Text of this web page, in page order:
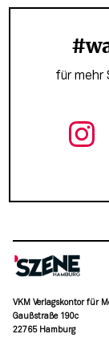
für mehr
VKM Verlagskontor für
Gaußstraße 190c
22765 Hamburg